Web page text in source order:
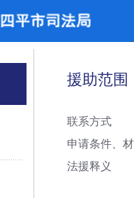
援助范围
联系方式
申请条件、
法援释义